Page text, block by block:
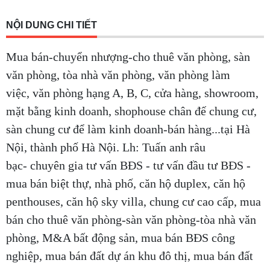
Cần thuê MBKD tại Phường Văn Miếu
Cần thuê MBKD tại Phường Kim Liên
Cần thuê MBKD tại Phường Vĩnh Tuy
NỘI DUNG CHI TIẾT
Mua bán-chuyển nhượng-cho thuê văn phòng, sàn
văn phòng, tòa nhà văn phòng, văn phòng làm
việc, văn phòng hạng A, B, C, cửa hàng, showroom,
mặt bằng kinh doanh, shophouse chân đế chung cư,
sàn chung cư để làm kinh doanh-bán hàng...tại Hà
Nội, thành phố Hà Nội. Lh: Tuấn anh râu
bạc- chuyên gia tư vấn BĐS - tư vấn đầu tư BĐS -
mua bán biệt thự, nhà phố, căn hộ duplex, căn hộ
penthouses, căn hộ sky villa, chung cư cao cấp, mua
bán cho thuê văn phòng-sàn văn phòng-tòa nhà văn
phòng, M&A bất động sản, mua bán BĐS công
nghiệp, mua bán đất dự án khu đô thị, mua bán đất